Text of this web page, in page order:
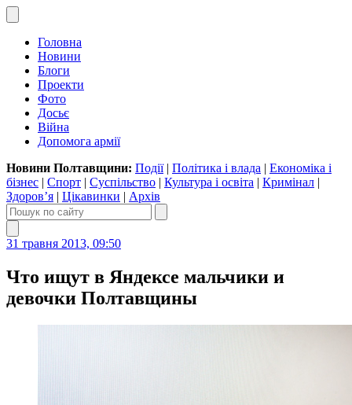
Головна
Новини
Блоги
Проекти
Фото
Досьє
Війна
Допомога армії
Новини Полтавщини: Події| Політика і влада | Економіка і
бізнес | Спорт | Суспільство | Культура і освіта | Кримінал |
Здоров’я | Цікавинки | Архів
31 травня 2013, 09:50
Что ищут в Яндексе мальчики и
девочки Полтавщины